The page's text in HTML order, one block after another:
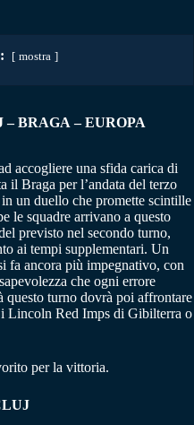
mostra
– BRAGA – EUROPA
accogliere una sfida carica di
il Braga per l’andata del terzo
un duello che promette scintille
le squadre arrivano a questo
previsto nel secondo turno,
ai tempi supplementari. Un
fa ancora più impegnativo, con
che ogni errore
questo turno dovrà poi affrontare
i Lincoln Red Imps di Gibilterra o
per la vittoria.